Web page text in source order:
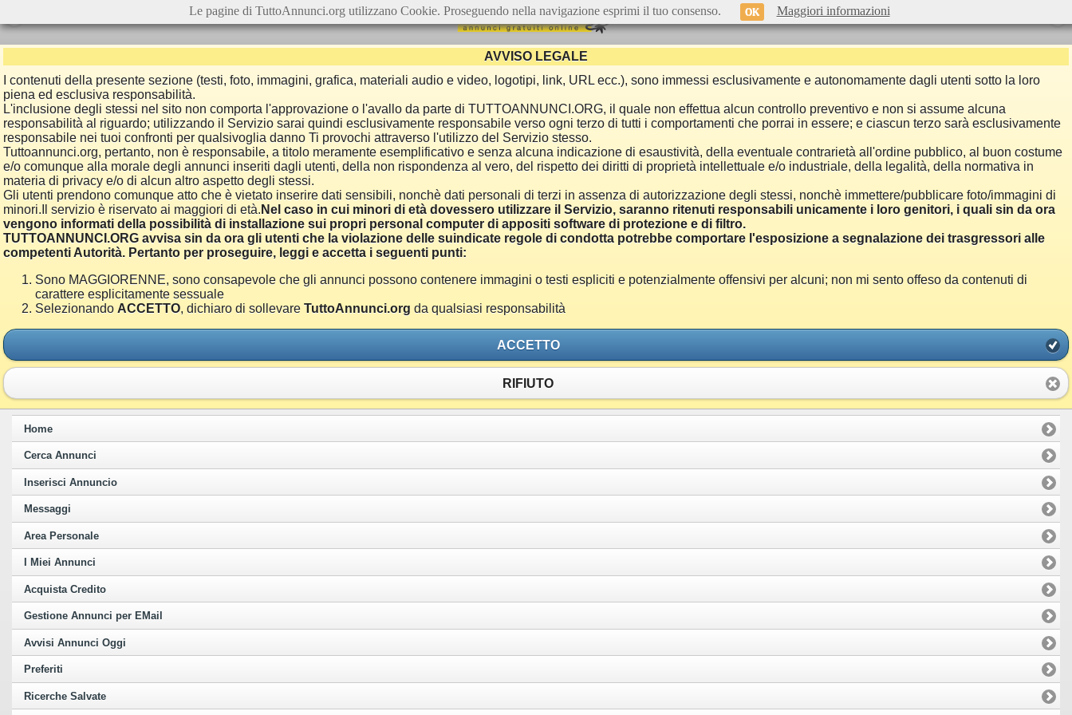
AVVISO LEGALE
I contenuti della presente sezione (testi, foto, immagini, grafica, materiali audio e video, logotipi, link, URL ecc.), sono immessi esclusivamente e autonomamente dagli utenti sotto la loro
piena ed esclusiva responsabilità.
L'inclusione degli stessi nel sito non comporta l'approvazione o l'avallo da parte di TUTTOANNUNCI.ORG, il quale non effettua alcun controllo preventivo e non si assume alcuna
responsabilità al riguardo; utilizzando il Servizio sarai quindi esclusivamente responsabile verso ogni terzo di tutti i comportamenti che porrai in essere; e ciascun terzo sarà esclusivamente
responsabile nei tuoi confronti per qualsivoglia danno Ti provochi attraverso l'utilizzo del Servizio stesso.
Tuttoannunci.org, pertanto, non è responsabile, a titolo meramente esemplificativo e senza alcuna indicazione di esaustività, della eventuale contrarietà all'ordine pubblico, al buon costume
e/o comunque alla morale degli annunci inseriti dagli utenti, della non rispondenza al vero, del rispetto dei diritti di proprietà intellettuale e/o industriale, della legalità, della normativa in
materia di privacy e/o di alcun altro aspetto degli stessi.
Gli utenti prendono comunque atto che è vietato inserire dati sensibili, nonchè dati personali di terzi in assenza di autorizzazione degli stessi, nonchè immettere/pubblicare foto/immagini di
minori.Il servizio è riservato ai maggiori di età. Nel caso in cui minori di età dovessero utilizzare il Servizio, saranno ritenuti responsabili unicamente i loro genitori, i quali sin da ora
vengono informati della possibilità di installazione sui propri personal computer di appositi software di protezione e di filtro.
TUTTOANNUNCI.ORG avvisa sin da ora gli utenti che la violazione delle suindicate regole di condotta potrebbe comportare l'esposizione a segnalazione dei trasgressori alle
competenti Autorità. Pertanto per proseguire, leggi e accetta i seguenti punti:
Sono MAGGIORENNE, sono consapevole che gli annunci possono contenere immagini o testi espliciti e potenzialmente offensivi per alcuni; non mi sento offeso da contenuti di
carattere esplicitamente sessuale
Selezionando ACCETTO, dichiaro di sollevare TuttoAnnunci.org da qualsiasi responsabilità
ACCETTO
RIFIUTO
Home
Cerca Annunci
Inserisci Annuncio
Messaggi
Area Personale
I Miei Annunci
Acquista Credito
Gestione Annunci per EMail
Avvisi Annunci Oggi
Preferiti
Ricerche Salvate
Le pagine di TuttoAnnunci.org utilizzano Cookie. Proseguendo nella navigazione esprimi il tuo consenso. OK Maggiori informazioni